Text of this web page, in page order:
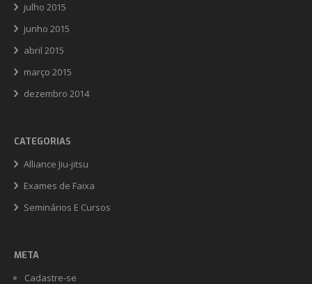
julho 2015
junho 2015
abril 2015
março 2015
dezembro 2014
CATEGORIAS
Alliance Jiu-jitsu
Exames de Faixa
Seminários E Cursos
META
Cadastre-se